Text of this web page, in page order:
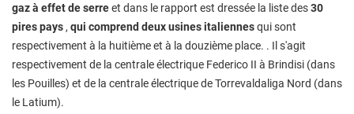
gaz à effet de serreet dans le rapport est dressée la liste des30
pires pays , qui comprend deux usines italiennesqui sont
respectivement à la huitième et à la douzième place. . Il s'agit
respectivement de la centrale électrique Federico II à Brindisi (dans
les Pouilles) et de la centrale électrique de Torrevaldaliga Nord (dans
le Latium).